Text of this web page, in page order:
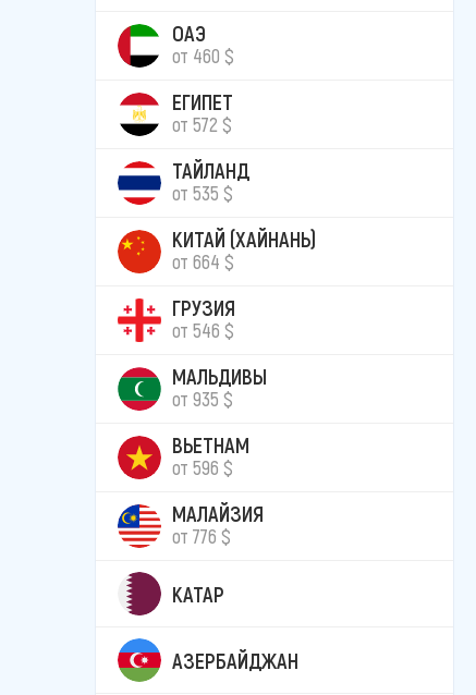
ОАЭ
от 460 $
ЕГИПЕТ
от 572 $
ТАЙЛАНД
от 535 $
КИТАЙ (ХАЙНАНЬ)
от 664 $
ГРУЗИЯ
от 546 $
МАЛЬДИВЫ
от 935 $
ВЬЕТНАМ
от 596 $
МАЛАЙЗИЯ
от 776 $
КАТАР
АЗЕРБАЙДЖАН